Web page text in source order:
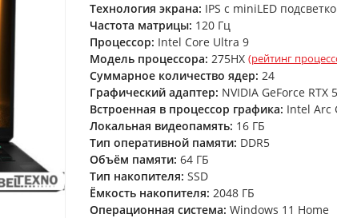
Технология экрана: IPS с miniLED
Частота матрицы: 120 Гц
Процессор: Intel Core Ultra 9
Модель процессора: 275HX (рейтинг
Суммарное количество ядер: 24
Графический адаптер: NVIDIA GeForce RTX
Встроенная в процессор графика: Intel Arc
Локальная видеопамять: 16 ГБ
Тип оперативной памяти: DDR5
Объём памяти: 64 ГБ
Тип накопителя: SSD
Ёмкость накопителя: 2048 ГБ
Операционная система: Windows 11 Home